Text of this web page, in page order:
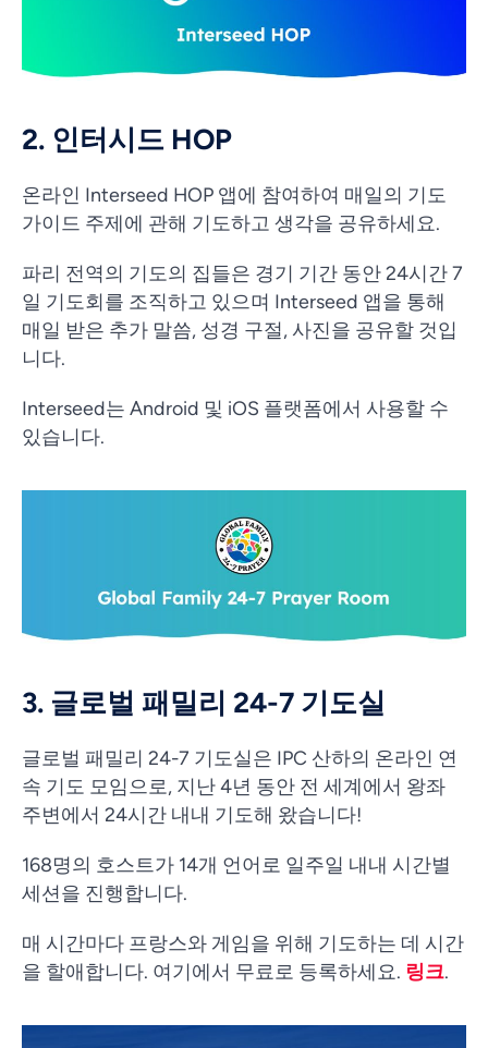
2. 인터시드 HOP
온라인 Interseed HOP 앱에 참여하여 매일의 기도
가이드 주제에 관해 기도하고 생각을 공유하세요.
파리 전역의 기도의 집들은 경기 기간 동안 24시간 7
일 기도회를 조직하고 있으며 Interseed 앱을 통해
매일 받은 추가 말씀, 성경 구절, 사진을 공유할 것입
니다.
Interseed는 Android 및 iOS 플랫폼에서 사용할 수
있습니다.
3. 글로벌 패밀리 24-7 기도실
글로벌 패밀리 24-7 기도실은 IPC 산하의 온라인 연
속 기도 모임으로, 지난 4년 동안 전 세계에서 왕좌
주변에서 24시간 내내 기도해 왔습니다!
168명의 호스트가 14개 언어로 일주일 내내 시간별
세션을 진행합니다.
매 시간마다 프랑스와 게임을 위해 기도하는 데 시간
을 할애합니다. 여기에서 무료로 등록하세요. 링크.